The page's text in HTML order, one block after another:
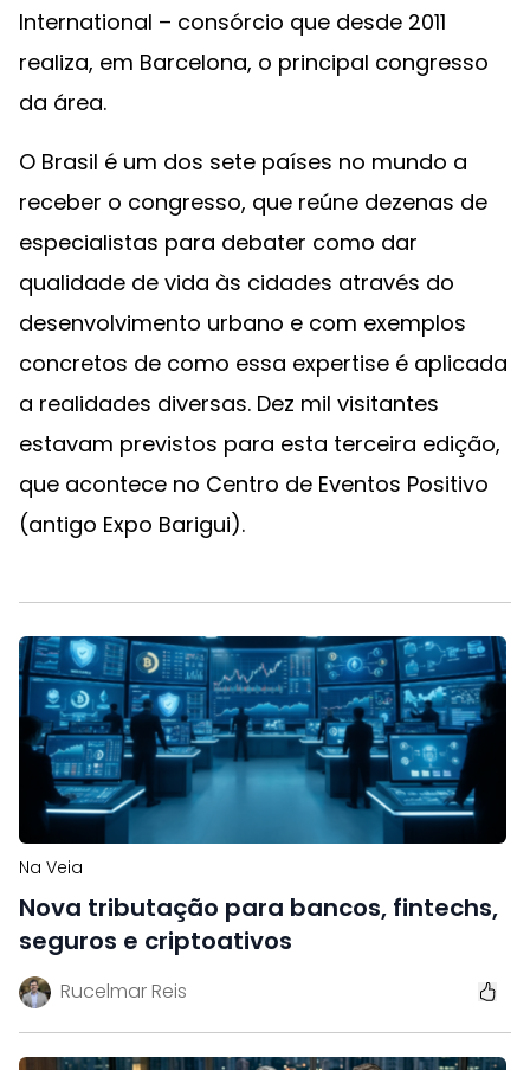
International – consórcio que desde 2011
realiza, em Barcelona, o principal congresso
da área.
O Brasil é um dos sete países no mundo a
receber o congresso, que reúne dezenas de
especialistas para debater como dar
qualidade de vida às cidades através do
desenvolvimento urbano e com exemplos
concretos de como essa expertise é aplicada
a realidades diversas. Dez mil visitantes
estavam previstos para esta terceira edição,
que acontece no Centro de Eventos Positivo
(antigo Expo Barigui).
Na Veia
Nova tributação para bancos, fintechs,
seguros e criptoativos
Rucelmar Reis